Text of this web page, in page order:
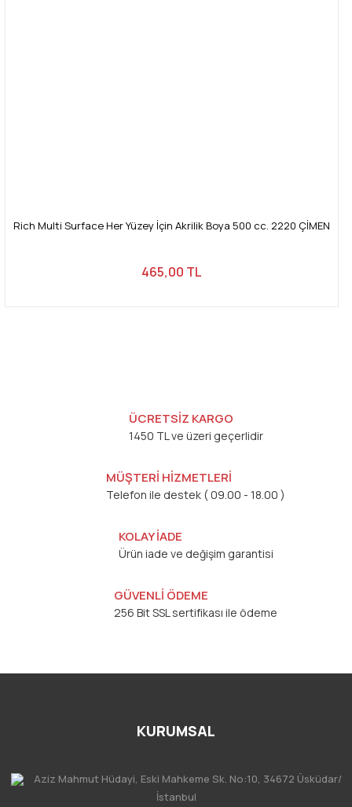
Rich Multi Surface Her Yüzey İçin Akrilik Boya 500 cc. 2220 ÇİMEN
465,00 TL
ÜCRETSİZ KARGO
1450 TL ve üzeri geçerlidir
MÜŞTERİ HİZMETLERİ
Telefon ile destek ( 09.00 - 18.00 )
KOLAY İADE
Ürün iade ve değişim garantisi
GÜVENLİ ÖDEME
256 Bit SSL sertifikası ile ödeme
KURUMSAL
Aziz Mahmut Hüdayi, Eski Mahkeme Sk. No:10, 34672 Üsküdar/
İstanbul